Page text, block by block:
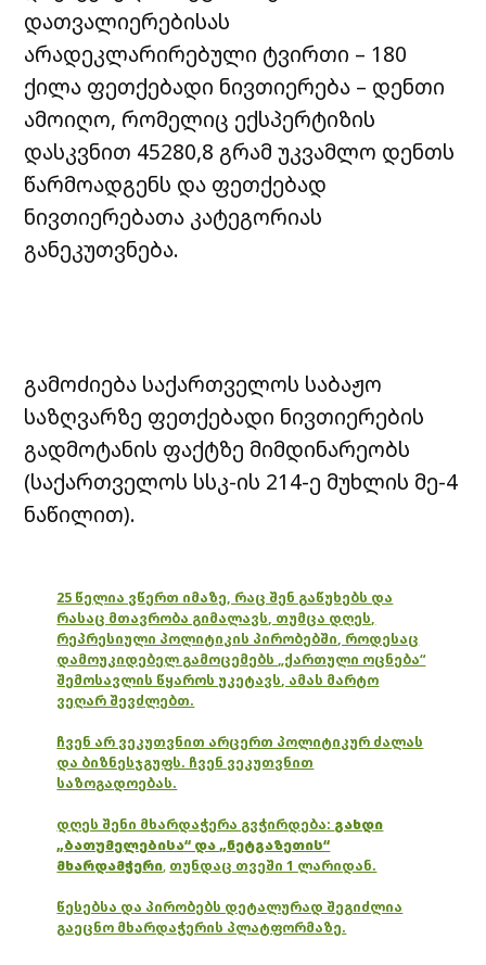
დათვალიერებისას
არადეკლარირებული ტვირთი – 180
ქილა ფეთქებადი ნივთიერება – დენთი
ამოიღო, რომელიც ექსპერტიზის
დასკვნით 45280,8 გრამ უკვამლო დენთს
წარმოადგენს და ფეთქებად
ნივთიერებათა კატეგორიას
განეკუთვნება.
გამოძიება საქართველოს საბაჟო
საზღვარზე ფეთქებადი ნივთიერების
გადმოტანის ფაქტზე მიმდინარეობს
(საქართველოს სსკ-ის 214-ე მუხლის მე-4
ნაწილით).
25 წელია ვწერთ იმაზე, რაც შენ გაწუხებს და
რასაც მთავრობა გიმალავს, თუმცა დღეს,
რეპრესიული პოლიტიკის პირობებში, როდესაც
დამოუკიდებელ გამოცემებს „ქართული ოცნება“
შემოსავლის წყაროს უკეტავს, ამას მარტო
ვეღარ შევძლებთ.
ჩვენ არ ვეკუთვნით არცერთ პოლიტიკურ ძალას
და ბიზნესჯგუფს. ჩვენ ვეკუთვნით
საზოგადოებას.
დღეს შენი მხარდაჭერა გვჭირდება: გახდი
„ბათუმელებისა“ და „ნეტგაზეთის“
მხარდამჭერი, თუნდაც თვეში 1 ლარიდან.
წესებსა და პირობებს დეტალურად შეგიძლია
გაეცნო მხარდაჭერის პლატფორმაზე.